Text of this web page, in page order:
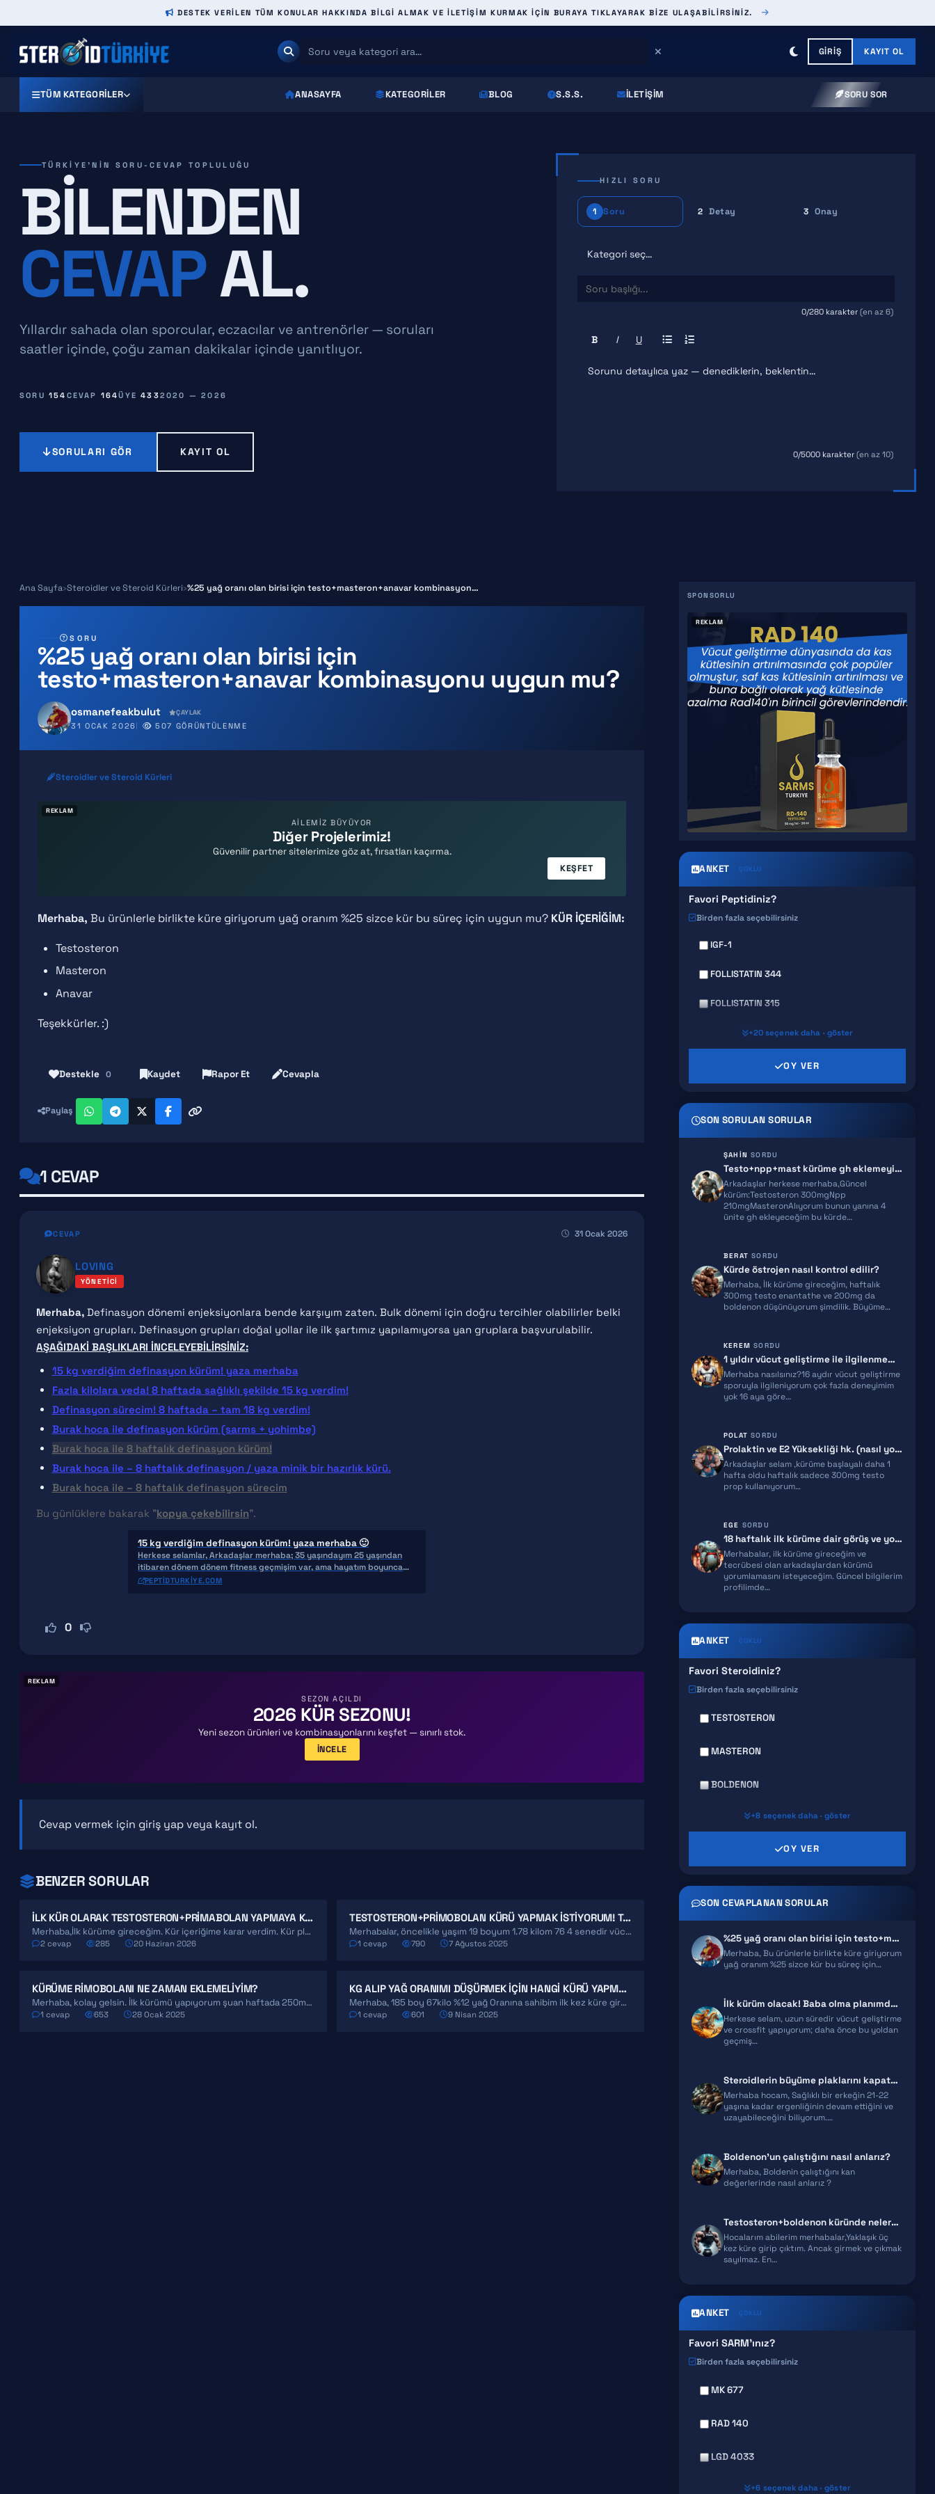
DESTEK VERILEN TÜM KONULAR HAKKINDA BILGI ALMAK VE ILETIŞIM KURMAK IÇIN BURAYA TIKLAYARAK BIZE ULAŞABILIRSINIZ.
GIRIŞ KAYIT OL
TÜM KATEGORILER ANASAYFA KATEGORILER BLOG S.S.S. İLETIŞIM SORU SOR
TÜRKIYE'NIN SORU-CEVAP TOPLULUĞU
BILENDEN
CEVAPAL.
Yıllardır sahada olan sporcular, eczacılar ve antrenörler — soruları
saatler içinde, çoğu zaman dakikalar içinde yanıtlıyor.
SORU 154 CEVAP 164ÜYE4332020 — 2026
SORULARI GÖR KAYIT OL
HIZLI SORU
1 Soru 2 Detay 3 Onay
0/280 karakter (en az 6)
B I U
0/5000 karakter (en az 10)
Ana Sayfa Steroidler ve Steroid Kürleri %25 yağ oranı olan birisi için testo+masteron+anavar kombinasyon…
SORU
%25 yağ oranı olan birisi için
testo+masteron+anavar kombinasyonu uygun mu?
osmanefeakbulut ÇAYLAK
31 OCAK 2026 507 GÖRÜNTÜLENME
Steroidler ve Steroid Kürleri
REKLAM
AİLEMİZ BÜYÜYOR
Diğer Projelerimiz!
Güvenilir partner sitelerimize göz at, fırsatları kaçırma.
KEŞFET
Merhaba, Bu ürünlerle birlikte küre giriyorum yağ oranım %25 sizce kür bu süreç için uygun mu? KÜR İÇERİĞİM:
Testosteron
Masteron
Anavar
Teşekkürler. :)
Destekle 0 Kaydet Rapor Et Cevapla
Paylaş
1 CEVAP
CEVAP 31 Ocak 2026
LOVING
YÖNETICI
Merhaba, Definasyon dönemi enjeksiyonlara bende karşıyım zaten. Bulk dönemi için doğru tercihler olabilirler belki
enjeksiyon grupları. Definasyon grupları doğal yollar ile ilk şartımız yapılamıyorsa yan gruplara başvurulabilir.
AŞAĞIDAKİ BAŞLIKLARI İNCELEYEBİLİRSİNİZ:
15 kg verdiğim definasyon kürüm! yaza merhaba
Fazla kilolara veda! 8 haftada sağlıklı şekilde 15 kg verdim!
Definasyon sürecim! 8 haftada – tam 18 kg verdim!
Burak hoca ile definasyon kürüm (sarms + yohimbe)
Burak hoca ile 8 haftalık definasyon kürüm!
Burak hoca ile – 8 haftalık definasyon / yaza minik bir hazırlık kürü.
Burak hoca ile – 8 haftalık definasyon sürecim
Bu günlüklere bakarak ”kopya çekebilirsin”.
15 kg verdiğim definasyon kürüm! yaza merhaba 🙂
Herkese selamlar, Arkadaşlar merhaba; 35 yaşındayım 25 yaşından
itibaren dönem dönem fitness geçmişim var, ama hayatım boyunca
hiçbir za
PEPTIDTURKIYE.COM
0
REKLAM
SEZON AÇILDI
2026 KÜR SEZONU!
Yeni sezon ürünleri ve kombinasyonlarını keşfet — sınırlı stok.
İNCELE
Cevap vermek için giriş yapveya kayıt ol.
BENZER SORULAR
İLK KÜR OLARAK TESTOSTERON+PRIMABOLAN YAPMAYA KARAR VERDIM! NELERE DIKKAT ETMELIYIM?
Merhaba,İlk kürüme gireceğim. Kür içeriğime karar verdim. Kür planlaması hakkında söylemek istediğiniz ya da belirtmek istediğiniz…
2 cevap 285 20 Haziran 2026
TESTOSTERON+PRIMOBOLAN KÜRÜ YAPMAK ISTIYORUM! TAVSIYELERINIZ NELERDIR?
Merhabalar, öncelikle yaşım 19 boyum 1.78 kilom 76 4 senedir vücüt geliştirmeyle ilgileniyorum. Küre girmeyi düşünüyorum…
1 cevap 790 7 Ağustos 2025
KÜRÜME RIMOBOLANI NE ZAMAN EKLEMELIYIM?
Merhaba, kolay gelsin. İlk kürümü yapıyorum şuan haftada 250mg testosterone enanthate alıyorum daha 3. haftayadım. İlk…
1 cevap 653 28 Ocak 2025
KG ALIP YAĞ ORANIMI DÜŞÜRMEK IÇIN HANGI KÜRÜ YAPMALIYIM?
Merhaba, 185 boy 67kilo %12 yağ Oranına sahibim ilk kez küre gireceğim hedefim kür+pct sonrası 70-80kg…
1 cevap 601 9 Nisan 2025
REKLAM
ANKET ÇOKLU
Favori Peptidiniz?
Birden fazla seçebilirsiniz
IGF-1
FOLLISTATIN 344
FOLLISTATIN 315
HEXARELIN
SERMORELIN
MOCT-C
IPT 141
TB500
TRIPTORELIN
ACE031
HGH FRAGMENT
MGF
IPAMORELIN
EPITALON
SNAP 8
GHK-CU
+20 seçenek daha · göster
OY VER
SON SORULAN SORULAR
ŞAHIN SORDU
Testo+npp+mast kürüme gh eklemeyi planlıyorum ekstra önerileriniz olur…
Arkadaşlar herkese merhaba,Güncel
kürüm:Testosteron 300mgNpp
210mgMasteronAlıyorum bunun yanına 4
ünite gh ekleyeceğim bu kürde…
BERAT SORDU
Kürde östrojen nasıl kontrol edilir?
Merhaba, İlk kürüme gireceğim, haftalık
300mg testo enantathe ve 200mg da
boldenon düşünüyorum şimdilik. Büyüme…
KEREM SORDU
1 yıldır vücut geliştirme ile ilgilenmeme rağmen gelişimim yeterli gel…
Merhaba nasılsınız?16 aydır vücut geliştirme
sporuyla ilgileniyorum çok fazla deneyimim
yok 16 aya göre…
POLAT SORDU
Prolaktin ve E2 Yüksekliği hk. (nasıl yorumlamalıyım)
Arkadaşlar selam ,kürüme başlayalı daha 1
hafta oldu haftalık sadece 300mg testo
prop kullanıyorum…
EGE SORDU
18 haftalık ilk kürüme dair görüş ve yorumlarınızı rica ediyorum!
Merhabalar, ilk kürüme gireceğim ve
tecrübesi olan arkadaşlardan kürümü
yorumlamasını isteyeceğim. Güncel bilgilerim
profilimde…
ANKET ÇOKLU
Favori Steroidiniz?
Birden fazla seçebilirsiniz
TESTOSTERON
MASTERON
BOLDENON
DECA DURABOLIN
TRENBOLONE
CLENBUTEROL
YOHIMBINE
DIANABOL
+8 seçenek daha · göster
OY VER
SON CEVAPLANAN SORULAR
%25 yağ oranı olan birisi için testo+masteron+anavar kombinasyonu uygu…
Merhaba, Bu ürünlerle birlikte küre giriyorum
yağ oranım %25 sizce kür bu süreç için…
İlk kürüm olacak! Baba olma planımda var! ne yapmalıyım?
Herkese selam, uzun süredir vücut geliştirme
ve crossfit yapıyorum; daha önce bu yoldan
geçmiş…
Steroidlerin büyüme plaklarını kapatma ihtimali nedir?
Merhaba hocam, Sağlıklı bir erkeğin 21-22
yaşına kadar ergenliğinin devam ettiğini ve
uzayabileceğini biliyorum.…
Boldenon'un çalıştığını nasıl anlarız?
Merhaba, Boldenin çalıştığını kan
değerlerinde nasıl anlarız ?
Testosteron+boldenon küründe nelere dikkat etmeliyim?
Hocalarım abilerim merhabalar,Yaklaşık üç
kez küre girip çıktım. Ancak girmek ve çıkmak
sayılmaz. En…
ANKET ÇOKLU
Favori SARM'ınız?
Birden fazla seçebilirsiniz
MK 677
RAD 140
LGD 4033
MK 2866 +6 seçenek daha · göster